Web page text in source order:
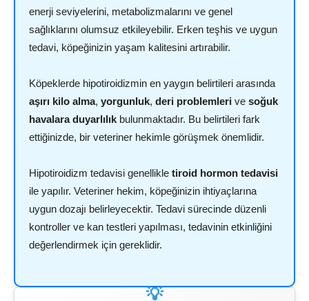
enerji seviyelerini, metabolizmalarını ve genel
sağlıklarını olumsuz etkileyebilir. Erken teşhis ve uygun
tedavi, köpeğinizin yaşam kalitesini artırabilir.
Köpeklerde hipotiroidizmin en yaygın belirtileri arasında
aşırı kilo alma, yorgunluk, deri problemleri ve soğuk
havalara duyarlılık bulunmaktadır. Bu belirtileri fark
ettiğinizde, bir veteriner hekimle görüşmek önemlidir.
Hipotiroidizm tedavisi genellikle tiroid hormon tedavisi
ile yapılır. Veteriner hekim, köpeğinizin ihtiyaçlarına
uygun dozajı belirleyecektir. Tedavi sürecinde düzenli
kontroller ve kan testleri yapılması, tedavinin etkinliğini
değerlendirmek için gereklidir.